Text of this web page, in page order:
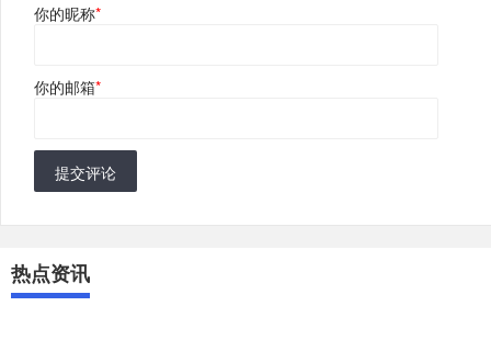
你的昵称*
你的邮箱*
提交评论
热点资讯